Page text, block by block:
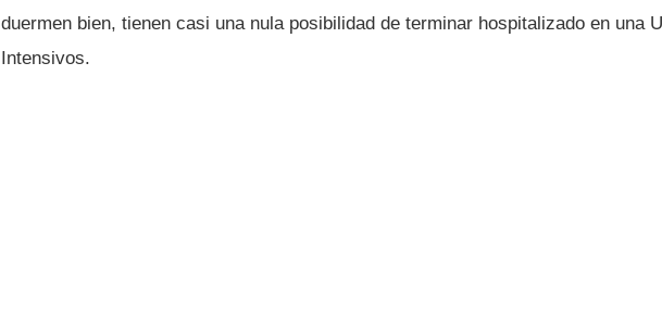
duermen bien, tienen casi una nula posibilidad de terminar hospitalizado en una
Intensivos.